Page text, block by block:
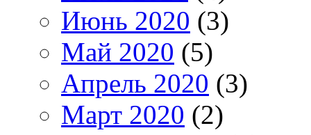
Июнь 2020 (3)
Май 2020 (5)
Апрель 2020 (3)
Март 2020 (2)